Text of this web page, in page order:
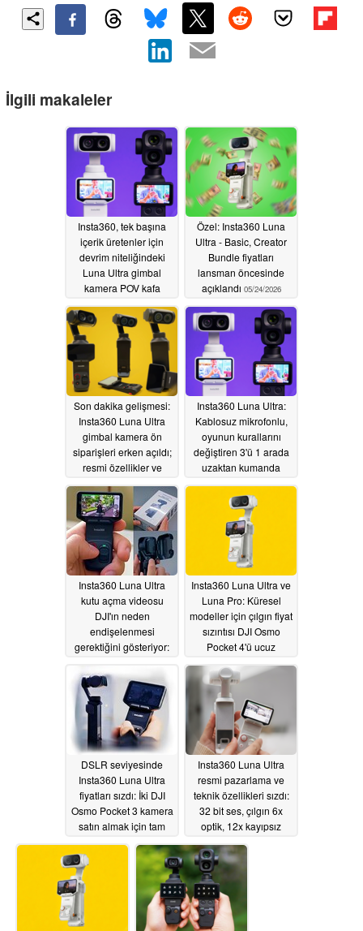
İlgili makaleler
Insta360, tek başına
içerik üretenler için
devrim niteliğindeki
Luna Ultra gimbal
kamera POV kafa
06/04/2026
Özel: Insta360 Luna
Ultra - Basic, Creator
Bundle fiyatları
lansman öncesinde
açıklandı 05/24/2026
Son dakika gelişmesi:
Insta360 Luna Ultra
gimbal kamera ön
siparişleri erken açıldı;
resmi özellikler ve
05/24/2026
Insta360 Luna Ultra:
Kablosuz mikrofonlu,
oyunun kurallarını
değiştiren 3'ü 1 arada
uzaktan kumanda
sürülmeden önce
tanıtıldı05/24/2026
Insta360 Luna Ultra
kutu açma videosu
DJI'ın neden
endişelenmesi
gerektiğini gösteriyor:
koruyucu kılıf iş
başında
05/20/2026
Insta360 Luna Ultra ve
Luna Pro: Küresel
modeller için çılgın fiyat
sızıntısı DJI Osmo
Pocket 4'ü ucuz
05/14/2026
DSLR seviyesinde
Insta360 Luna Ultra
fiyatları sızdı: İki DJI
Osmo Pocket 3 kamera
satın almak için tam
05/12/2026
Insta360 Luna Ultra
resmi pazarlama ve
teknik özellikleri sızdı:
32 bit ses, çılgın 6x
optik, 12x kayıpsız
çıktı05/10/2026